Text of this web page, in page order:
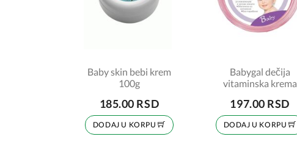
Baby skin bebi krem
100g
185.00 RSD
DODAJ U KORPU
Babygal dečija
vitaminska krema
197.00 RSD
DODAJ U KORPU